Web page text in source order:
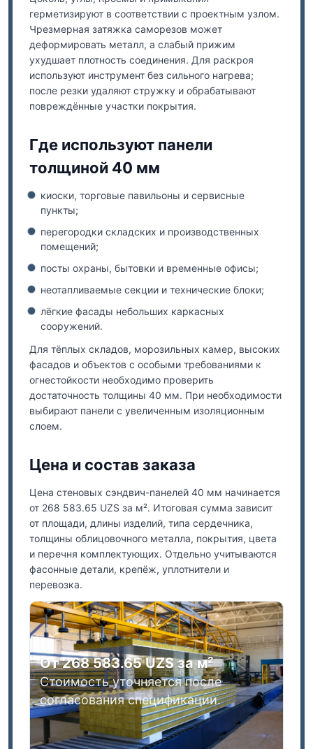
герметизируют в соответствии с проектным узлом.
Чрезмерная затяжка саморезов может
деформировать металл, а слабый прижим
ухудшает плотность соединения. Для раскроя
используют инструмент без сильного нагрева;
после резки удаляют стружку и обрабатывают
повреждённые участки покрытия.
Где используют панели
толщиной 40 мм
киоски, торговые павильоны и сервисные
пункты;
перегородки складских и производственных
помещений;
посты охраны, бытовки и временные офисы;
неотапливаемые секции и технические блоки;
лёгкие фасады небольших каркасных
сооружений.
Для тёплых складов, морозильных камер, высоких
фасадов и объектов с особыми требованиями к
огнестойкости необходимо проверить
достаточность толщины 40 мм. При необходимости
выбирают панели с увеличенным изоляционным
слоем.
Цена и состав заказа
Цена стеновых сэндвич-панелей 40 мм начинается
от 268 583.65 UZS за м². Итоговая сумма зависит
от площади, длины изделий, типа сердечника,
толщины облицовочного металла, покрытия, цвета
и перечня комплектующих. Отдельно учитываются
фасонные детали, крепёж, уплотнители и
перевозка.
От 268 583.65 UZS за м²
Стоимость уточняется после
согласования спецификации.